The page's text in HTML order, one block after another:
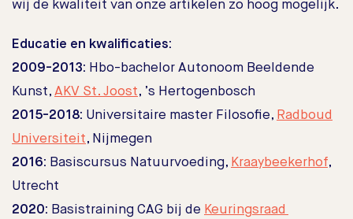
wij de kwaliteit van onze artikelen zo hoog mogelijk.
Educatie en kwalificaties:
2009-2013: Hbo-bachelor Autonoom Beeldende
Kunst, AKV St. Joost, ’s Hertogenbosch
2015-2018: Universitaire master Filosofie, Radboud
Universiteit, Nijmegen
2016: Basiscursus Natuurvoeding, Kraaybeekerhof,
Utrecht
2020: Basistraining CAG bij de Keuringsraad